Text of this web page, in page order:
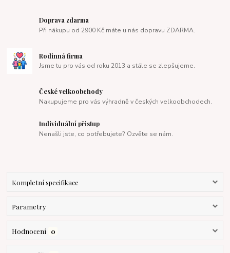
Doprava zdarma
Při nákupu od 2900 Kč máte u nás dopravu ZDARMA.
Rodinná firma
Jsme tu pro vás od roku 2013 a stále se zlepšujeme.
České velkoobchody
Nakupujeme pro vás výhradně v českých velkoobchodech.
Individuální přistup
Nenašli jste, co potřebujete? Ozvěte se nám.
Kompletní specifikace
Parametry
Hodnocení 0